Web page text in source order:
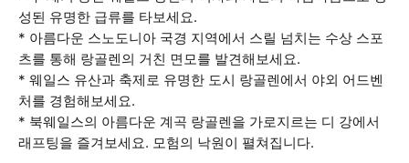
성된 유명한 급류를 타보세요.
* 아름다운 스노도니아 국경 지역에서 스릴 넘치는 수상 스포
츠를 통해 랑골렌의 거친 면모를 발견해보세요.
* 웨일스 유산과 축제로 유명한 도시 랑골렌에서 야외 어드벤
처를 경험해보세요.
* 북웨일스의 아름다운 계곡 랑골렌을 가로지르는 디 강에서
래프팅을 즐겨보세요. 모험의 낙원이 펼쳐집니다.